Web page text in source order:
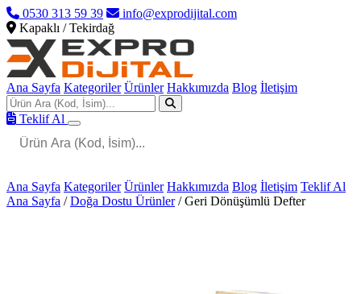
0530 313 59 39
info@exprodijital.com
Kapaklı / Tekirdağ
Ana Sayfa Kategoriler Ürünler Hakkımızda Blog İletişim
Teklif Al
Ana Sayfa Kategoriler Ürünler Hakkımızda Blog İletişim Teklif Al
Ana Sayfa / Doğa Dostu Ürünler / Geri Dönüşümlü Defter